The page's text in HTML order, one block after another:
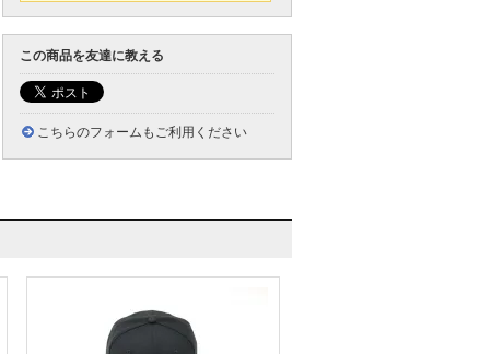
この商品を友達に教える
こちらのフォームもご利用ください